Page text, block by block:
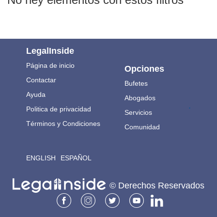
LegalInside
Página de inicio
Contactar
Ayuda
Politica de privacidad
Términos y Condiciones
ENGLISH ESPAÑOL
Opciones
Bufetes
Abogados
Servicios
Comunidad
.
© Derechos Reservados